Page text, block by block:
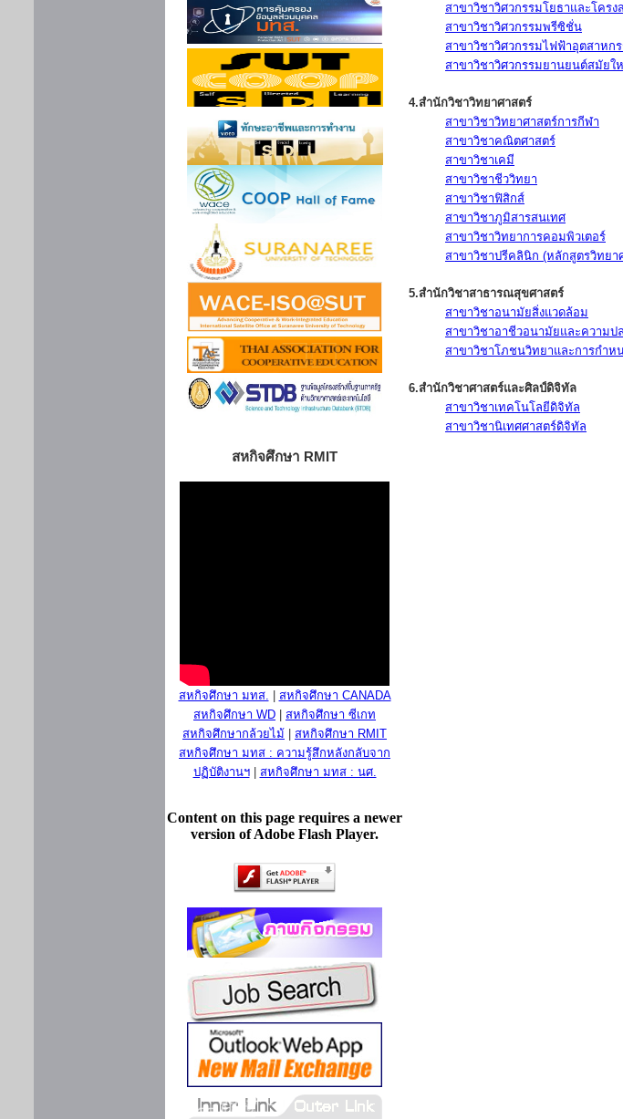
สหกิจศึกษา RMIT
สหกิจศึกษา มทส.
สหกิจศึกษา CANADA
สหกิจศึกษา WD
สหกิจศึกษา ซีเกท
สหกิจศึกษากล้วยไม้
สหกิจศึกษา RMIT
สหกิจศึกษา มทส : ความรู้สึกหลังกลับจาก
ปฏิบัติงานฯ| สหกิจศึกษา มทส : นศ.
Content on this page requires a newer
version of Adobe Flash Player.
สาขาวิชาวิศวกรรมโยธาและโครง
สาขาวิชาวิศวกรรมพรีซิชั่น
สาขาวิชาวิศวกรรมไฟฟ้าอุตสาหก
สาขาวิชาวิศวกรรมยานยนต์สมัยใ
4.สำนักวิชาวิทยาศาสตร์
สาขาวิชาวิทยาศาสตร์การกีฬา
สาขาวิชาคณิตศาสตร์
สาขาวิชาเคมี
สาขาวิชาชีววิทยา
สาขาวิชาฟิสิกส์
สาขาวิชาภูมิสารสนเทศ
สาขาวิชาวิทยาการคอมพิวเตอร์
สาขาวิชาปรีคลินิก (หลักสูตรวิทยา
5.สำนักวิชาสาธารณสุขศาสตร์
สาขาวิชาอนามัยสิ่งแวดล้อม
สาขาวิชาอาชีวอนามัยและความป
สาขาวิชาโภชนวิทยาและการกำห
6.สำนักวิชาศาสตร์และศิลป์ดิจิทัล
สาขาวิชาเทคโนโลยีดิจิทัล
สาขาวิชานิเทศศาสตร์ดิจิทัล